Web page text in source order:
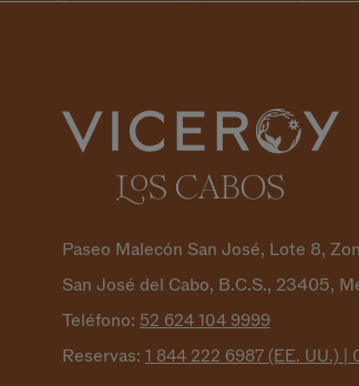
Paseo Malecón San José, Lote 8,
San José del Cabo, B.C.S., 23405,
Teléfono: 52 624 104 9999
Reservas: 1 844 222 6987 (EE. UU.) |